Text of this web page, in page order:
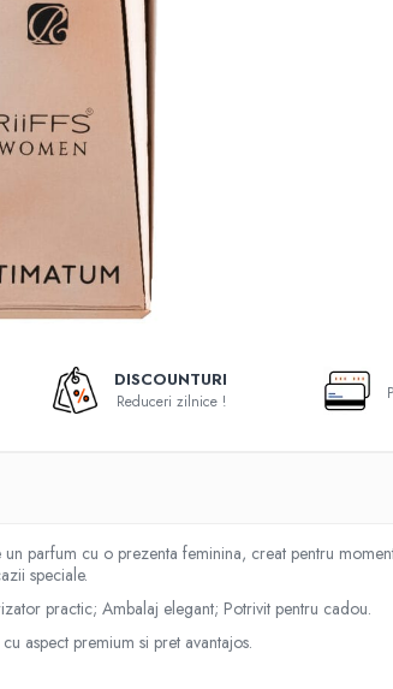
DISCOUNTURI
Reduceri zilnice !
parfum cu o prezenta feminina, creat pentru
speciale.
practic; Ambalaj elegant; Potrivit pentru cadou.
aspect premium si pret avantajos.